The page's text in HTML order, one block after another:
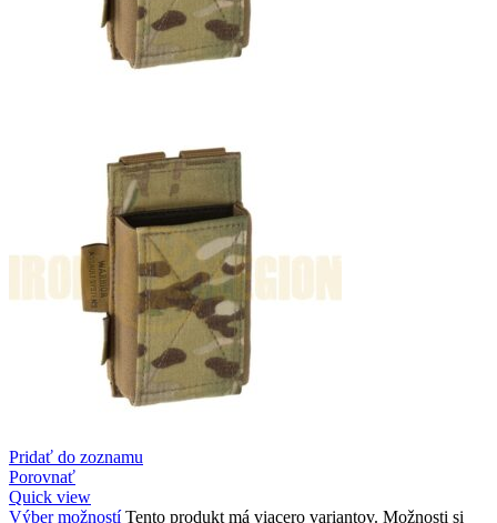
Pridať do zoznamu
Porovnať
Quick view
Výber možností Tento produkt má viacero variantov. Možnosti si